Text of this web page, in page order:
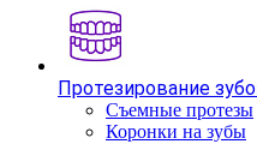
Протезирование
Съемные протезы
Коронки на зубы